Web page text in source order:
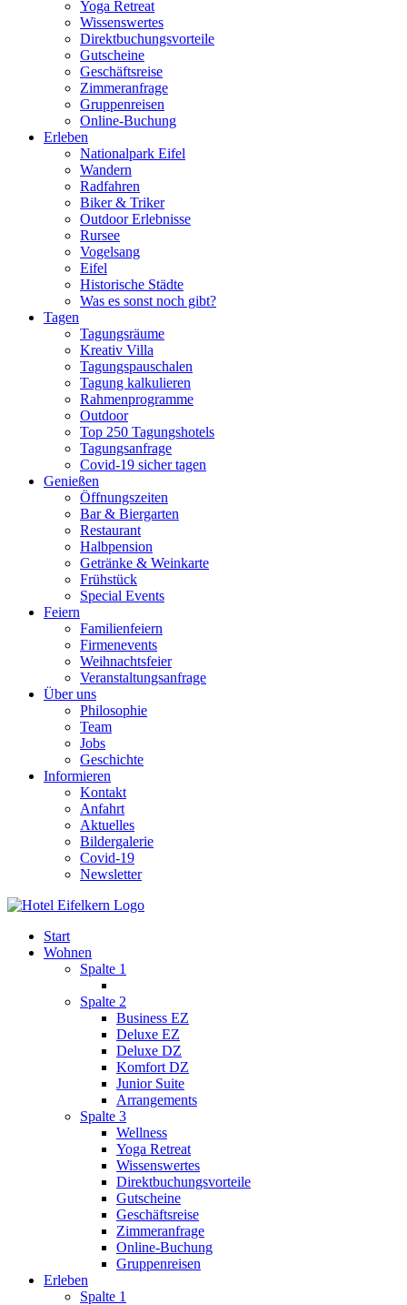
Yoga Retreat
Wissenswertes
Direktbuchungsvorteile
Gutscheine
Geschäftsreise
Zimmeranfrage
Gruppenreisen
Online-Buchung
Erleben
Nationalpark Eifel
Wandern
Radfahren
Biker & Triker
Outdoor Erlebnisse
Rursee
Vogelsang
Eifel
Historische Städte
Was es sonst noch gibt?
Tagen
Tagungsräume
Kreativ Villa
Tagungspauschalen
Tagung kalkulieren
Rahmenprogramme
Outdoor
Top 250 Tagungshotels
Tagungsanfrage
Covid-19 sicher tagen
Genießen
Öffnungszeiten
Bar & Biergarten
Restaurant
Halbpension
Getränke & Weinkarte
Frühstück
Special Events
Feiern
Familienfeiern
Firmenevents
Weihnachtsfeier
Veranstaltungsanfrage
Über uns
Philosophie
Team
Jobs
Geschichte
Informieren
Kontakt
Anfahrt
Aktuelles
Bildergalerie
Covid-19
Newsletter
Start
Wohnen
Spalte 1
Spalte 2
Business EZ
Deluxe EZ
Deluxe DZ
Komfort DZ
Junior Suite
Arrangements
Spalte 3
Wellness
Yoga Retreat
Wissenswertes
Direktbuchungsvorteile
Gutscheine
Geschäftsreise
Zimmeranfrage
Online-Buchung
Gruppenreisen
Erleben
Spalte 1